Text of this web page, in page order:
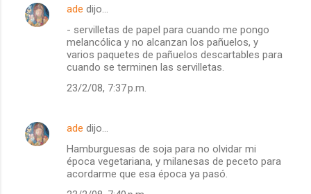
ade dijo…
- servilletas de papel para cuando me pongo
melancólica y no alcanzan los pañuelos, y
varios paquetes de pañuelos descartables para
cuando se terminen las servilletas.
23/2/08, 7:37 p.m.
ade dijo…
Hamburguesas de soja para no olvidar mi
época vegetariana, y milanesas de peceto para
acordarme que esa época ya pasó.